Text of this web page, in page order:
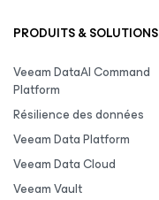
PRODUITS & SOLUTIONS
Veeam DataAI Command
Platform
Résilience des données
Veeam Data Platform
Veeam Data Cloud
Veeam Vault